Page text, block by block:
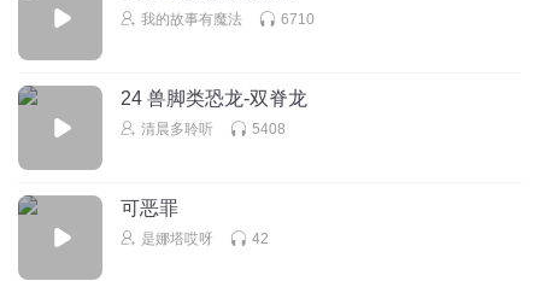
我的故事有魔法 6710
24 兽脚类恐龙-双脊龙
清晨多聆听 5408
可恶罪
是娜塔哎呀 42